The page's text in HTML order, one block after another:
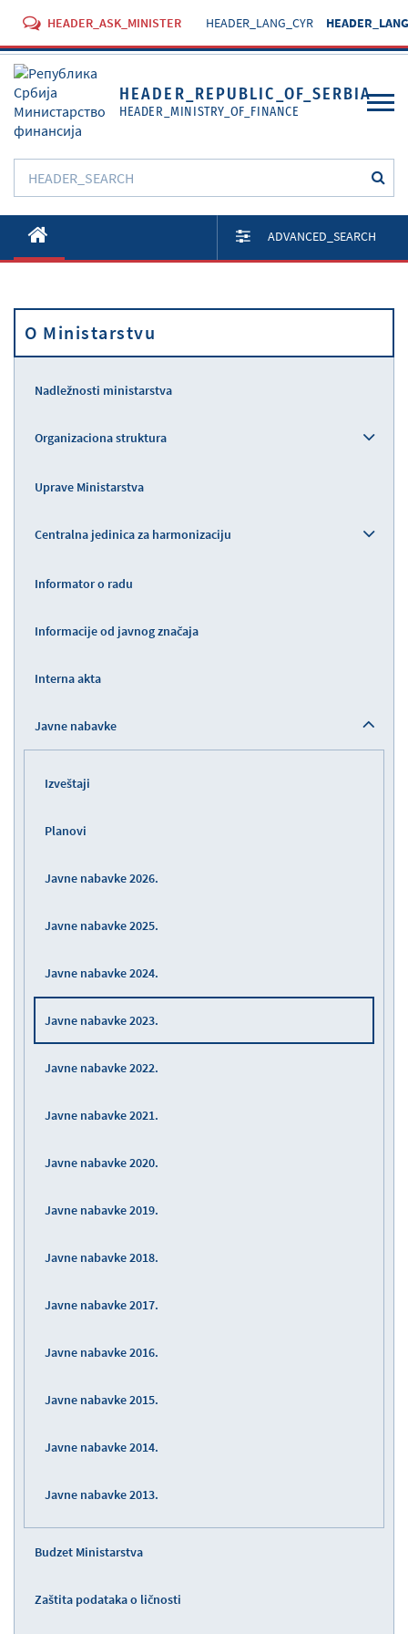
HEADER_ASK_MINISTER HEADER_LANG_CYR
HEADER_REPUBLIC_OF_SERBIA
HEADER_MINISTRY_OF_FINANCE
O Ministarstvu
Aktivnosti
Propisi
ADVANCED_SEARCH
O Ministarstvu
Nadležnosti ministarstva
Organizaciona struktura
Uprave Ministarstva
Centralna jedinica za harmonizaciju
Informator o radu
Informacije od javnog značaja
Interna akta
Javne nabavke
Izveštaji
Planovi
Javne nabavke 2026.
Javne nabavke 2025.
Javne nabavke 2024.
Javne nabavke 2023.
Javne nabavke 2022.
Javne nabavke 2021.
Javne nabavke 2020.
Javne nabavke 2019.
Javne nabavke 2018.
Javne nabavke 2017.
Javne nabavke 2016.
Javne nabavke 2015.
Javne nabavke 2014.
Javne nabavke 2013.
Budzet Ministarstva
Zaštita podataka o ličnosti